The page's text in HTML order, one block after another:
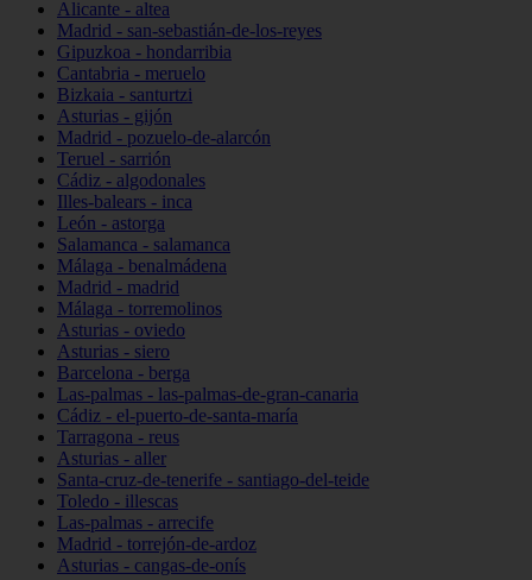
Alicante - altea
Madrid - san-sebastián-de-los-reyes
Gipuzkoa - hondarribia
Cantabria - meruelo
Bizkaia - santurtzi
Asturias - gijón
Madrid - pozuelo-de-alarcón
Teruel - sarrión
Cádiz - algodonales
Illes-balears - inca
León - astorga
Salamanca - salamanca
Málaga - benalmádena
Madrid - madrid
Málaga - torremolinos
Asturias - oviedo
Asturias - siero
Barcelona - berga
Las-palmas - las-palmas-de-gran-canaria
Cádiz - el-puerto-de-santa-maría
Tarragona - reus
Asturias - aller
Santa-cruz-de-tenerife - santiago-del-teide
Toledo - illescas
Las-palmas - arrecife
Madrid - torrejón-de-ardoz
Asturias - cangas-de-onís